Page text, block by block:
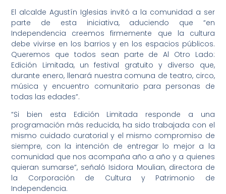
El alcalde Agustín Iglesias invitó a la comunidad a ser
parte de esta iniciativa, aduciendo que “en
Independencia creemos firmemente que la cultura
debe vivirse en los barrios y en los espacios públicos.
Queremos que todos sean parte de Al Otro Lado:
Edición Limitada, un festival gratuito y diverso que,
durante enero, llenará nuestra comuna de teatro, circo,
música y encuentro comunitario para personas de
todas las edades”.
“Si bien esta Edición Limitada responde a una
programación más reducida, ha sido trabajada con el
mismo cuidado curatorial y el mismo compromiso de
siempre, con la intención de entregar lo mejor a la
comunidad que nos acompaña año a año y a quienes
quieran sumarse”, señaló Isidora Moulian, directora de
la Corporación de Cultura y Patrimonio de
Independencia.